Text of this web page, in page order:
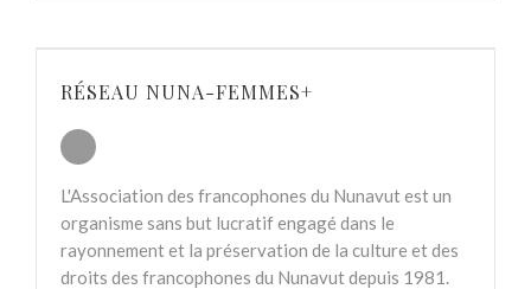
RÉSEAU NUNA-FEMMES+
L'Association des francophones du Nunavut est un
organisme sans but lucratif engagé dans le
rayonnement et la préservation de la culture et des
droits des francophones du Nunavut depuis 1981.